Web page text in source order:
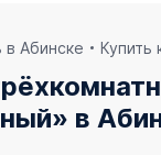
Абинске Купить
в